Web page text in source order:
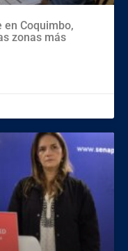
en Coquimbo,
zonas más